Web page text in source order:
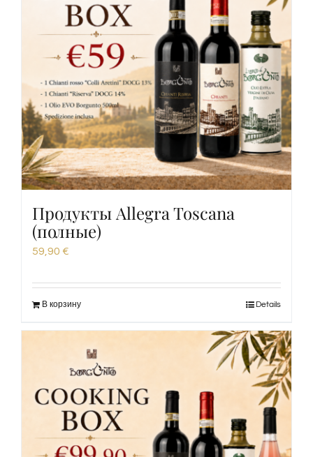
Продукты Allegra Toscana
(полные)
59,90 €
В корзину Details